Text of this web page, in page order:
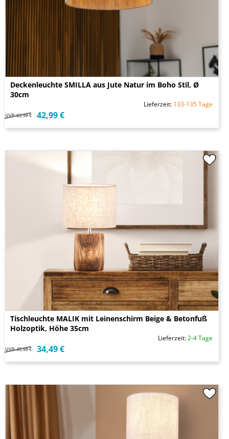
Deckenleuchte SMILLA aus Jute Natur im Boho Stil, Ø
30cm
Lieferzeit: 133-135 Tage
UVP 63,99 € 42,99 €
Tischleuchte MALIK mit Leinenschirm Beige & Betonfuß
Holzoptik, Höhe 35cm
Lieferzeit:2-4 Tage
UVP 45,99 € 34,49 €